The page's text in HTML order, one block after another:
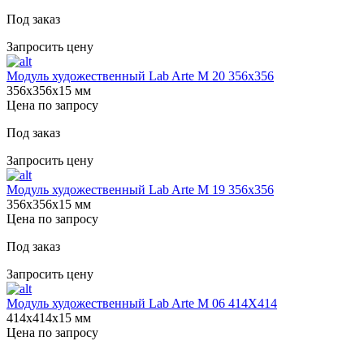
Под заказ
Запросить цену
Модуль художественный Lab Arte М 20 356х356
356х356х15 мм
Цена по запросу
Под заказ
Запросить цену
Модуль художественный Lab Arte М 19 356х356
356х356х15 мм
Цена по запросу
Под заказ
Запросить цену
Модуль художественный Lab Arte М 06 414Х414
414х414х15 мм
Цена по запросу